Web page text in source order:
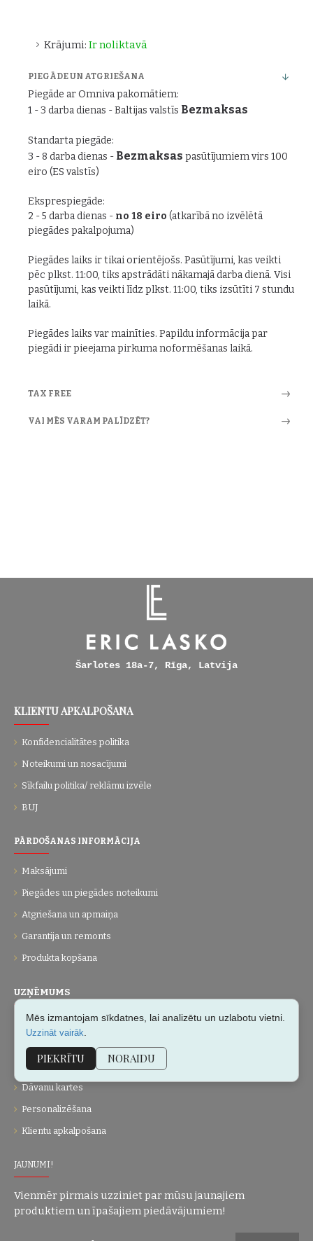
Krājumi: Ir noliktavā
PIEGĀDE UN ATGRIEŠANA
Piegāde ar Omniva pakomātiem:
1 - 3 darba dienas - Baltijas valstīs Bezmaksas
Standarta piegāde:
3 - 8 darba dienas - Bezmaksas pasūtījumiem virs 100
eiro (ES valstīs)
Eksprespiegāde:
2 - 5 darba dienas - no 18 eiro (atkarībā no izvēlētā
piegādes pakalpojuma)
Piegādes laiks ir tikai orientējošs. Pasūtījumi, kas veikti
pēc plkst. 11:00, tiks apstrādāti nākamajā darba dienā. Visi
pasūtījumi, kas veikti līdz plkst. 11:00, tiks izsūtīti 7 stundu
laikā.
Piegādes laiks var mainīties. Papildu informācija par
piegādi ir pieejama pirkuma noformēšanas laikā.
TAX FREE
VAI MĒS VARAM PALĪDZĒT?
Šarlotes 18a-7, Rīga, Latvija
KLIENTU APKALPOŠANA
Konfidencialitātes politika
Noteikumi un nosacījumi
Sīkfailu politika/ reklāmu izvēle
BUJ
PĀRDOŠANAS INFORMĀCIJA
Maksājumi
Piegādes un piegādes noteikumi
Atgriešana un apmaiņa
Garantija un remonts
Produkta kopšana
UZŅĒMUMS
Par mums
Vietnes karte
Dāvanu kartes
Personalizēšana
Klientu apkalpošana
JAUNUMI!
Vienmēr pirmais uzziniet par mūsu jaunajiem
produktiem un īpašajiem piedāvājumiem!
Mēs izmantojam sīkdatnes, lai analizētu un uzlabotu vietni.
Uzzināt vairāk
PIEKRĪTU NORAIDU